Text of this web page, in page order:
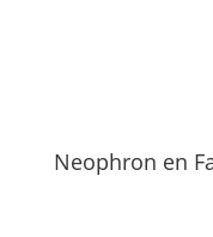
Neophron en